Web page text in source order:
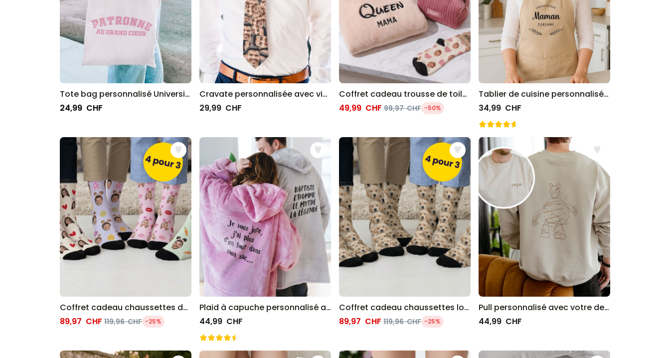
Tote bag personnalisé Université
24,99 CHF
Cravate personnalisée avec visage
29,99 CHF
Coffret cadeau trousse de toilette, peignoir et chaussettes
49,99 CHF 99,97 CHF -50%
Tablier de cuisine personnalisé avec laurier et texte
34,99 CHF
Coffret cadeau chaussettes de Pâques lot de 4 avec visage et oreilles de lapin
89,97 CHF 119,96 CHF -25%
Plaid à capuche personnalisé avec texte
44,99 CHF
Coffret cadeau chaussettes lot de 4 avec visage
89,97 CHF 119,96 CHF -25%
Pull personnalisé avec votre dessin devant et derrière
44,99 CHF